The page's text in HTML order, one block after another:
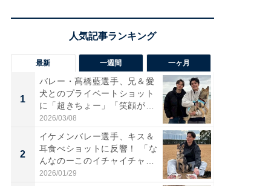
最新 一週間 一ヶ月
1
バレー・髙橋藍選手、兄＆愛
犬とのプライベートショット
に「超きちょー」「笑顔が見
れ...
2026/03/08
2
イケメンバレー選手、キス＆
耳食べショットに反響！ 「な
んなのーこのイチャイチャ
感...
2026/01/29